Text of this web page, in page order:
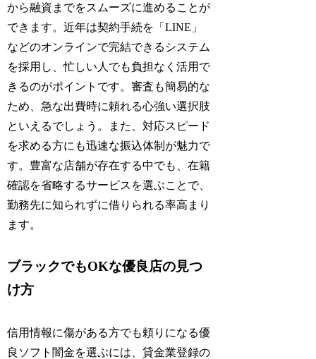
から融資までをスムーズに進めることが
できます。近年は契約手続を「LINE」
などのオンラインで完結できるシステム
を採用し、忙しい人でも負担なく活用で
きるのがポイントです。審査も簡易的な
ため、急な出費時に頼れる心強い選択肢
といえるでしょう。また、対応スピード
を求める方にも迅速な振込体制が魅力で
す。豊富な店舗が存在する中でも、在籍
確認を省略するサービスを選ぶことで、
勤務先に知られずに借りられる率高まり
ます。
ブラックでもOKな優良店の見つ
け方
信用情報に傷がある方でも頼りになる優
良ソフト闇金を選ぶには、貸金業登録の